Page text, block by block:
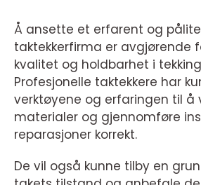
Å ansette et erfarent og
taktekkerfirma er avgjørende
kvalitet og holdbarhet i
Profesjonelle taktekkere har
verktøyene og erfaringen til å
materialer og gjennomføre
reparasjoner korrekt.
De vil også kunne tilby en